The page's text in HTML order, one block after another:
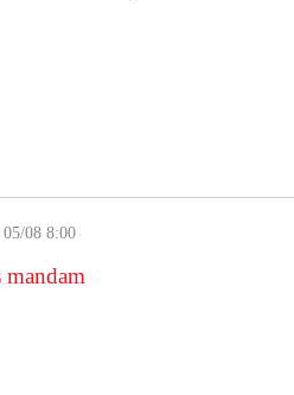
05/08 8:00
mandam